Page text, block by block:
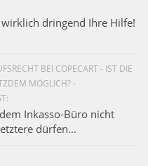
dringend Ihre Hilfe!
BEI COPECART - IST DIE
MÖGLICH? -
Inkasso-Büro nicht
dürfen...